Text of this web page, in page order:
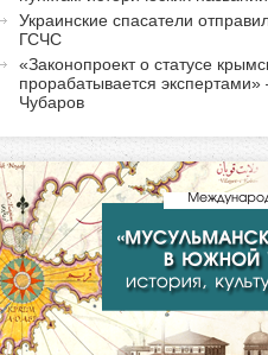
а
Украинские спасатели
ГСЧС
«Законопроект о статусе
прорабатывается
Чубаров